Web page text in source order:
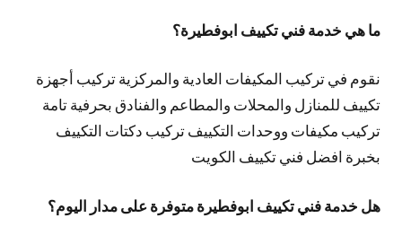
ما هي خدمة فني تكييف ابوفطيرة؟
نقوم في تركيب المكيفات العادية والمركزية تركيب أجهزة
تكييف للمنازل والمحلات والمطاعم والفنادق بحرفية تامة
تركيب مكيفات ووحدات التكييف تركيب دكتات التكييف
بخبرة افضل فني تكييف الكويت
هل خدمة فني تكييف ابوفطيرة متوفرة على مدار اليوم؟